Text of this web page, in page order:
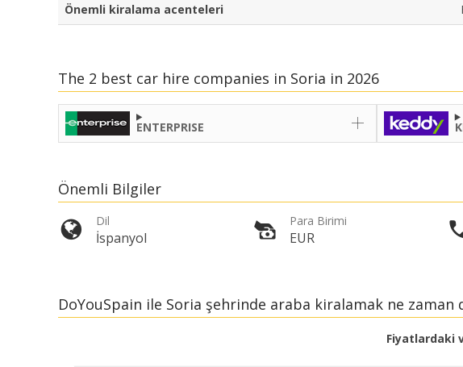
Önemli kiralama acenteleri
The 2 best car hire companies in Soria in 2026
ENTERPRISE
Önemli Bilgiler
Dil
İspanyol
Para Birimi
EUR
DoYouSpain ile Soria şehrinde araba kiralamak ne zaman
Fiyatlardaki